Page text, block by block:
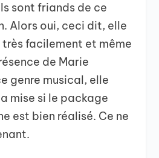
sont friands de ce
Alors oui, ceci dit, elle
facilement et même
de Marie
genre musical, elle
mise si le package
est bien réalisé. Ce ne